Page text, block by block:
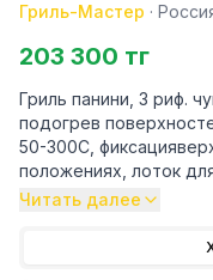
Гриль-Мастер ·
203 300 тг
Гриль панини, 3 риф.
подогрев
50-300С, фиксацияверхней поверхности
положениях, лоток для сбора жира,
сталь
Читать далее